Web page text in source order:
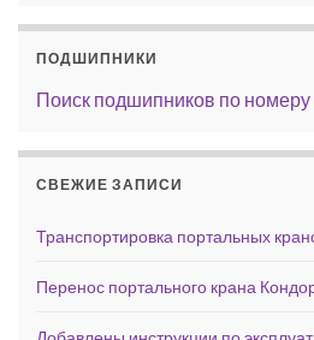
ПОДШИПНИКИ
Поиск подшипников по
СВЕЖИЕ ЗАПИСИ
Транспортировка портальных
Перенос портального крана